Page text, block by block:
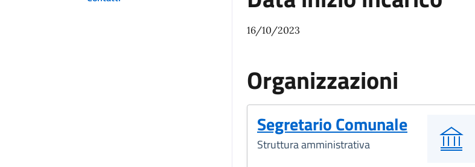
16/10/2023
Organizzazioni
Segretario Comunale
Struttura amministrativa